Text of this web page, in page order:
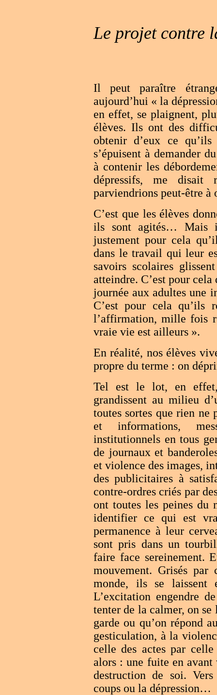
Le projet contre
Il peut paraître
aujourd’hui « la
en effet, se plaignent,
élèves. Ils ont des
obtenir d’eux ce
s’épuisent à demander
à contenir les
dépressifs, me disait
parviendrions peut-être à
C’est que les élèves
ils sont agités… Mais
justement pour cela
dans le travail qui leur
savoirs scolaires
atteindre. C’est pour
journée aux adultes une
C’est pour cela qu’ils
l’affirmation, mille fois
vraie vie est ailleurs ».
En réalité, nos élèves
propre du terme : on
Tel est le lot, en
grandissent au milieu
toutes sortes que rien
et informations,
institutionnels en tous
de journaux et
et violence des images,
des publicitaires à
contre-ordres criés par
ont toutes les peines du
identifier ce qui est
permanence à leur
sont pris dans un
faire face sereinement.
mouvement. Grisés par
monde, ils se laissent
L’excitation engendre
tenter de la calmer, on se
garde ou qu’on répond
gesticulation, à la
celle des actes par
alors : une fuite en
destruction de soi.
coups ou la dépression…